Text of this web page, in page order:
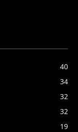
40
34
32
32
19